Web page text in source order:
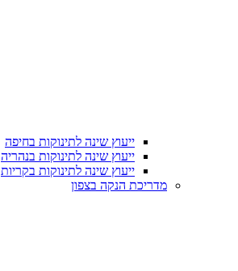
ייעוץ שינה לתינוקות בחיפה
ייעוץ שינה לתינוקות בנהריה
ייעוץ שינה לתינוקות בקריות
מדריכת הנקה בצפון